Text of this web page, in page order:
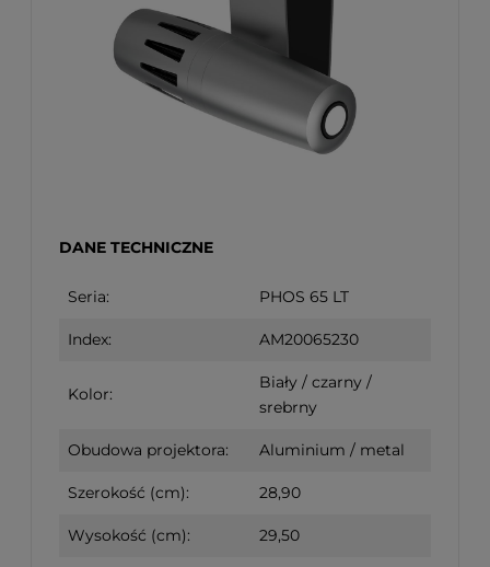
DANE TECHNICZNE
Seria: PHOS 65 LT
Index: AM20065230
Kolor:
Biały / czarny /
srebrny
Obudowa projektora: Aluminium / metal
Szerokość (cm): 28,90
Wysokość (cm): 29,50